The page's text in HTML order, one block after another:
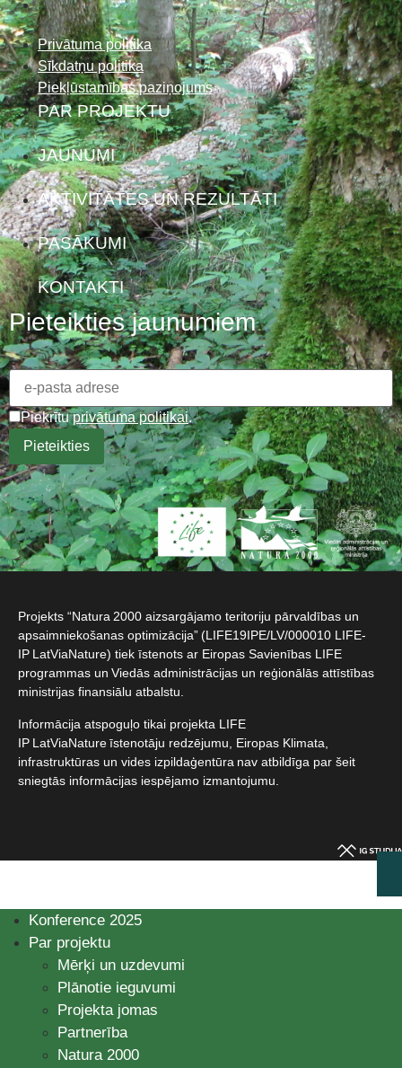
Privātuma politika
Sīkdatņu politika
Piekļūstamības paziņojums
PAR PROJEKTU
JAUNUMI
AKTIVITĀTES UN REZULTĀTI
PASĀKUMI
KONTAKTI
Pieteikties jaunumiem
Piekrītuprivātuma politikai.
Projekts “Natura 2000 aizsargājamo teritoriju pārvaldības un
apsaimniekošanas optimizācija” (LIFE19IPE/LV/000010 LIFE-
IP LatViaNature) tiek īstenots ar Eiropas Savienības LIFE
programmas un Viedās administrācijas un reģionālās attīstības
ministrijas finansiālu atbalstu.​
Informācija atspoguļo tikai projekta LIFE
IP LatViaNature īstenotāju redzējumu, Eiropas Klimata,
infrastruktūras un vides izpildaģentūra nav atbildīga par šeit
sniegtās informācijas iespējamo izmantojumu.​
Konference 2025
Par projektu
Mērķi un uzdevumi
Plānotie ieguvumi
Projekta jomas
Partnerība
Natura 2000